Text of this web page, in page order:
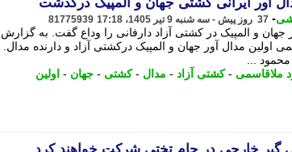
- 37 روز پیش - سه شنبه 9 تیر 1405، 17:18 81775939
جهان و المپیک در کشتی آزاد دارفانی را وداع گفت. به گزارش
اولین مدال آور جهان و المپیک درکشتی آزاد و دارنده
...
ملاقاسمی -کشتی آزاد - مدال -کشتی - جهان - اولین